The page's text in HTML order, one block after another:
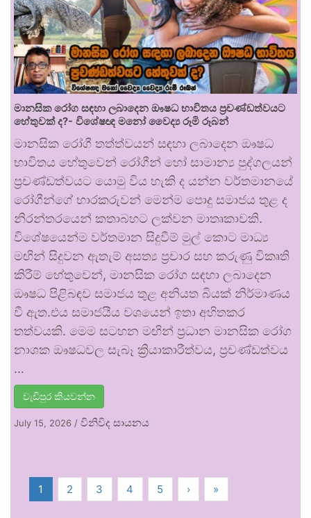
මානසික රෝග සඳහා ලබාදෙන ඖෂධ භාවිතය ප්‍රචණ්ඩත්වයට
හේතුවක් ද?- විශේෂඥ මනෝ වෛද්‍ය රූමි රූබන්
මානසික රෝගී තත්ත්වයන් සඳහා ලබාදෙන ඖෂධ
භාවිතය හේතුවෙන් රෝගීන් හෝ සාමාන්‍ය පුද්ගලයන්
ප්‍රචණ්ඩත්වයට යොමු විය හැකි ද යන්න වර්තමානයේ
රෝගීන්ගේ භාරකරුවන් මෙන්ම පොදු සමාජය තුළ ද
නිරන්තරයෙන් කතාබහට ලක්වන මාතෘකාවකි.
විශේෂයෙන්ම වර්තමාන සිදුවීම් මුල් කොට මාධ්‍ය
මඟින් සිදුවන ඇතැම් අසත්‍ය ප්‍රචාර සහ කරුණු විකෘති
කිරීම් හේතුවෙන්, මානසික රෝග සඳහා ලබාදෙන
ඖෂධ පිළිබඳව සමාජය තුළ අනියත බියක් නිර්මාණය
වී ඇත.එය සමාජයීය වශයෙන් ඉතා අහිතකර
තත්වයකි. මෙම සටහන මඟින් ප්‍රධාන මානසික රෝග
නාශක ඖෂධවල සැබෑ ක්‍රියාකාරීත්වය, ප්‍රචණ්ඩත්වය
…
වැඩිපුර කියවන්න
July 15, 2026 / විනිවිද සායනය
1 2 3 4 5 › »